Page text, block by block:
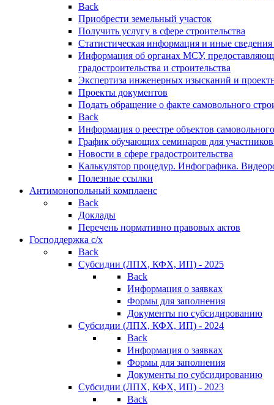
Back
Приобрести земельный участок
Получить услугу в сфере строительства
Статистическая информация и иные сведения
Информация об органах МСУ,
градостроительства и строительства
Экспертиза инженерных изысканий и
Проекты документов
Подать обращение о факте самовольного
Back
Информация о реестре объектов
График обучающих семинаров для участников
Новости в сфере градостроительства
Калькулятор процедур. Инфографика.
Полезные ссылки
Антимонопольный комплаенс
Back
Доклады
Перечень нормативно правовых актов
Господдержка с/х
Back
Субсидии (ЛПХ, КФХ, ИП) - 2025
Back
Информация о заявках
Формы для заполнения
Документы по субсидированию
Субсидии (ЛПХ, КФХ, ИП) - 2024
Back
Информация о заявках
Формы для заполнения
Документы по субсидированию
Субсидии (ЛПХ, КФХ, ИП) - 2023
Back